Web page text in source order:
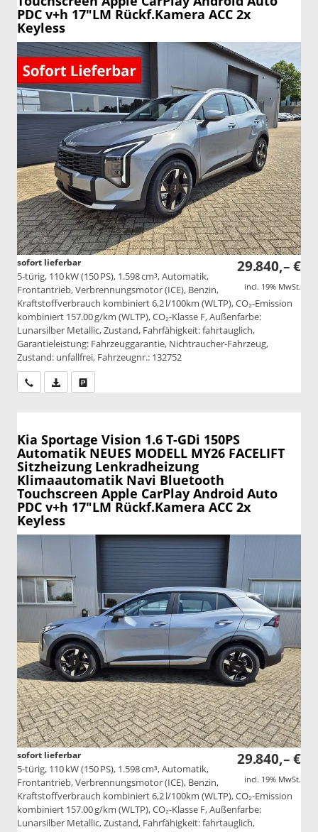
PDC v+h 17"LM Rückf.Kamera ACC 2x
Keyless
29.840,– €
incl. 19% MwSt.
sofort lieferbar
5-türig, 110 kW (150 PS), 1.598 cm³, Automatik,
Frontantrieb, Verbrennungsmotor (ICE), Benzin,
Kraftstoffverbrauch kombiniert 6,2 l/100km (WLTP), CO₂-Emission
kombiniert 157.00 g/km (WLTP), CO₂-Klasse F, Außenfarbe:
Lunarsilber Metallic, Zustand, Fahrfähigkeit: fahrtauglich,
Garantieleistung: Fahrzeuggarantie, Nichtraucher-Fahrzeug,
Zustand: unfallfrei, Fahrzeugnr.: 132752
Wir rufen Sie anPDF-Datei, Fahrzeugexposé drucken
Kia Sportage Vision 1.6 T-GDi 150PS
Automatik NEUES MODELL MY26 FACELIFT
Sitzheizung Lenkradheizung
Klimaautomatik Navi Bluetooth
Touchscreen Apple CarPlay Android Auto
PDC v+h 17"LM Rückf.Kamera ACC 2x
Keyless
29.840,– €
incl. 19% MwSt.
sofort lieferbar
5-türig, 110 kW (150 PS), 1.598 cm³, Automatik,
Frontantrieb, Verbrennungsmotor (ICE), Benzin,
Kraftstoffverbrauch kombiniert 6,2 l/100km (WLTP), CO₂-Emission
kombiniert 157.00 g/km (WLTP), CO₂-Klasse F, Außenfarbe:
Lunarsilber Metallic, Zustand, Fahrfähigkeit: fahrtauglich,